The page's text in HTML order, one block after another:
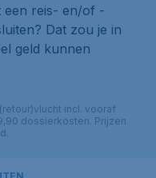
een reis- en/of -
Dat zou je in
geld kunnen
incl. vooraf
dossierkosten. Prijzen